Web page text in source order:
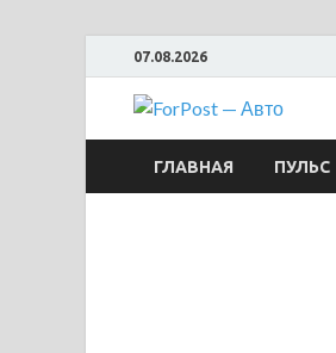
07.08.2026
ГЛАВНАЯ ПУЛЬС